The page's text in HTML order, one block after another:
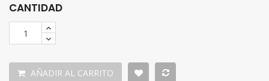
CANTIDAD
AÑADIR AL CARRITO